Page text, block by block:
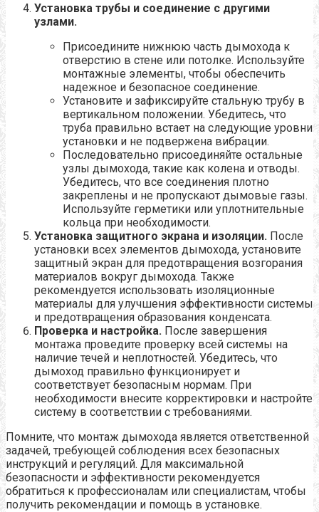
Установка трубы и соединение с другими
узлами.
Присоедините нижнюю часть дымохода к
отверстию в стене или потолке. Используйте
монтажные элементы, чтобы обеспечить
надежное и безопасное соединение.
Установите и зафиксируйте стальную трубу в
вертикальном положении. Убедитесь, что
труба правильно встает на следующие уровни
установки и не подвержена вибрации.
Последовательно присоединяйте остальные
узлы дымохода, такие как колена и отводы.
Убедитесь, что все соединения плотно
закреплены и не пропускают дымовые газы.
Используйте герметики или уплотнительные
кольца при необходимости.
Установка защитного экрана и изоляции. После
установки всех элементов дымохода, установите
защитный экран для предотвращения возгорания
материалов вокруг дымохода. Также
рекомендуется использовать изоляционные
материалы для улучшения эффективности системы
и предотвращения образования конденсата.
Проверка и настройка. После завершения
монтажа проведите проверку всей системы на
наличие течей и неплотностей. Убедитесь, что
дымоход правильно функционирует и
соответствует безопасным нормам. При
необходимости внесите корректировки и настройте
систему в соответствии с требованиями.
Помните, что монтаж дымохода является ответственной
задачей, требующей соблюдения всех безопасных
инструкций и регуляций. Для максимальной
безопасности и эффективности рекомендуется
обратиться к профессионалам или специалистам, чтобы
получить рекомендации и помощь в установке.